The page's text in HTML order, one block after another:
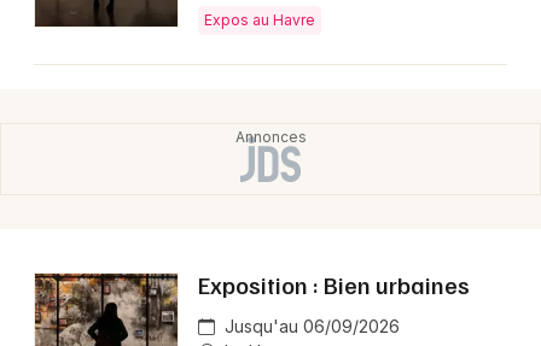
Expos au Havre
Exposition : Bien urbaines
Jusqu'au 06/09/2026